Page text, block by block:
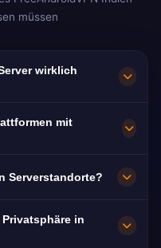
müssen
wirklich
Kosten.
Kreditkarte,
mit
Indiens.
Serverstandorte?
in Mumbai, Neu-
in